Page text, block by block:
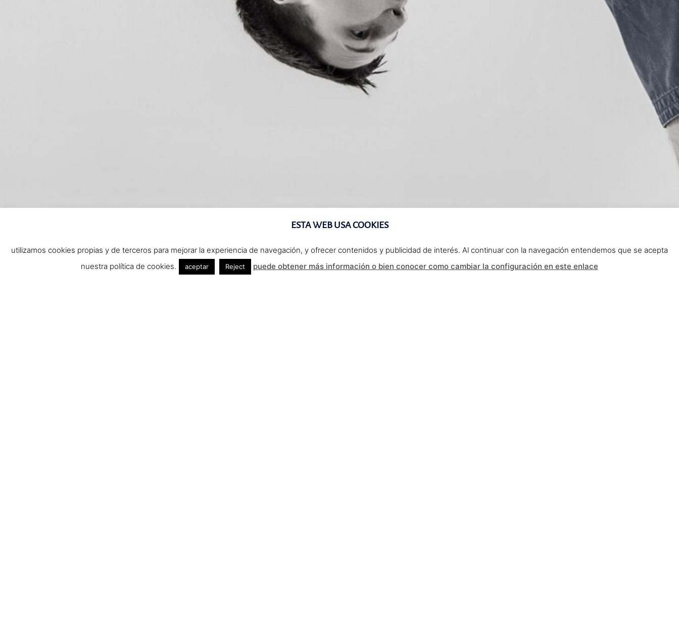
ESTA WEB USA COOKIES
utilizamos cookies propias y de terceros para mejorar la experiencia de navegación, y ofrecer contenidos y publicidad de interés. Al continuar con la navegación entendemos que se acepta
nuestra política de cookies.
aceptar Reject puede obtener más información o bien conocer como cambiar la configuración en este enlace